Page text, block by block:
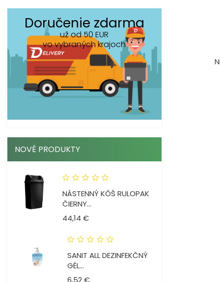
Doručenie zdarma
už od 50 EUR
vo vybraných krajoch
NOVÉ PRODUKTY
NÁSTENNÝ KÔŠ RULOPAK
ČIERNY...
44,14 €Cena
SANIT ALL DEZINFEKČNÝ
GÉL...
6,52 €Cena